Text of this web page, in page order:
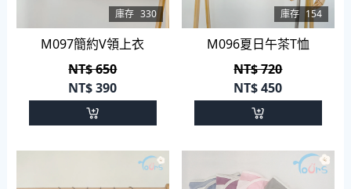
庫存 330
M097簡約V領上衣
NT$ 650
NT$390
庫存 154
M096夏日午茶T恤
NT$ 720
NT$450